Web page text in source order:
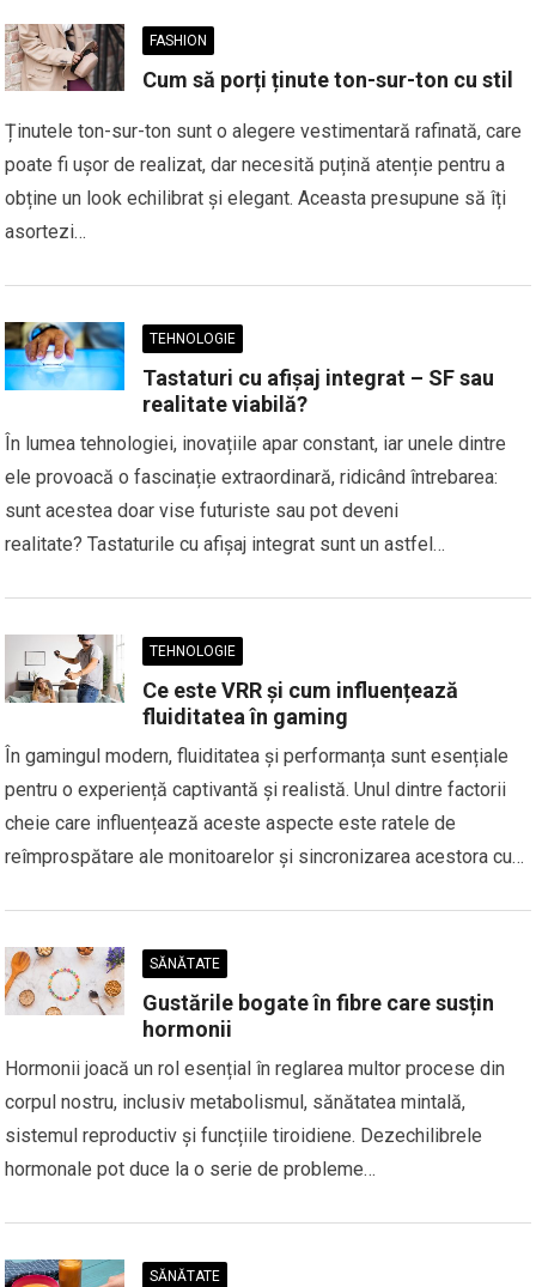
FASHION
Cum să porți ținute ton-sur-ton cu stil
Ținutele ton-sur-ton sunt o alegere vestimentară rafinată, care
poate fi ușor de realizat, dar necesită puțină atenție pentru a
obține un look echilibrat și elegant. Aceasta presupune să îți
asortezi…
TEHNOLOGIE
Tastaturi cu afișaj integrat – SF sau
realitate viabilă?
În lumea tehnologiei, inovațiile apar constant, iar unele dintre
ele provoacă o fascinație extraordinară, ridicând întrebarea:
sunt acestea doar vise futuriste sau pot deveni
realitate? Tastaturile cu afișaj integrat sunt un astfel…
TEHNOLOGIE
Ce este VRR și cum influențează
fluiditatea în gaming
În gamingul modern, fluiditatea și performanța sunt esențiale
pentru o experiență captivantă și realistă. Unul dintre factorii
cheie care influențează aceste aspecte este ratele de
reîmprospătare ale monitoarelor și sincronizarea acestora cu…
SĂNĂTATE
Gustările bogate în fibre care susțin
hormonii
Hormonii joacă un rol esențial în reglarea multor procese din
corpul nostru, inclusiv metabolismul, sănătatea mintală,
sistemul reproductiv și funcțiile tiroidiene. Dezechilibrele
hormonale pot duce la o serie de probleme…
SĂNĂTATE